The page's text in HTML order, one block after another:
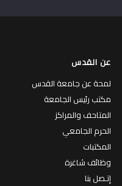
عن القدس
لمحة عن جامعة القدس
مكتب رئيس الجامعة
المتاحف والمراكز
الحرم الجامعي
المكتبات
وظائف شاغرة
إتـصل بنا